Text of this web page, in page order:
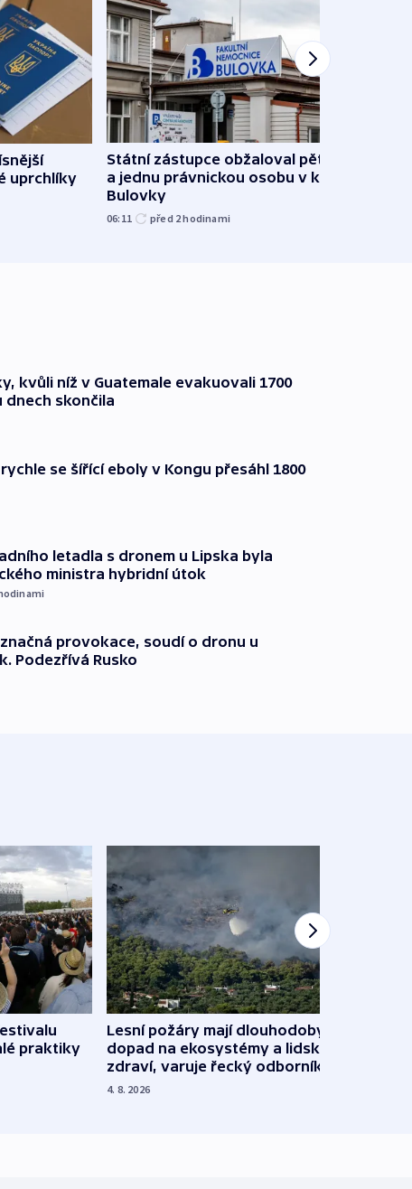
uprchlíky
Státní zástupce obžaloval pět lidí
a jednu právnickou osobu v kauze
Bulovky
06:11 před 2hodinami
kvůli níž v Guatemale evakuovali 1700
dnech skončila
se šířící eboly v Kongu přesáhl 1800
letadla s dronem u Lipska byla
ministra hybridní útok
provokace, soudí o dronu u
Podezřívá Rusko
praktiky
Lesní požáry mají dlouhodobý
dopad na ekosystémy a lidské
zdraví, varuje řecký odborník
4. 8. 2026